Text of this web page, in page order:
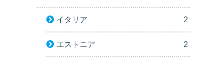
イタリア 2
エストニア 2